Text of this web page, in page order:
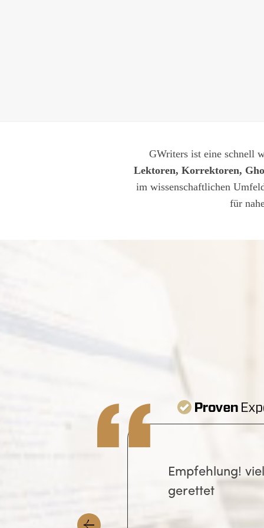
GWriters ist eine schnell
Lektoren, Korrektoren,
im wissenschaftlichen
für
Empfehlung!
günstigeren